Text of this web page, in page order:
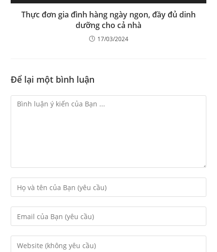
Thực đơn gia đình hàng ngày ngon, đầy đủ dinh
dưỡng cho cả nhà
17/03/2024
Để lại một bình luận
Bình
Luận
your
or
username
to
comment
your
address
your